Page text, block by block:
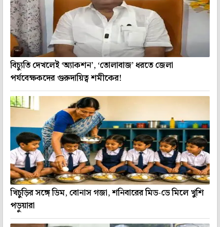
বিচ্যুতি দেখলেই ‘অ্যাকশন’, ‘তোলাবাজ’ ধরতে জেলা
পর্যবেক্ষকদের গুরুদায়িত্ব শমীকের!
খিচুড়ির সঙ্গে ডিম, বোনাস গজা, শনিবারের মিড-ডে মিলে খুশি
পড়ুয়ারা